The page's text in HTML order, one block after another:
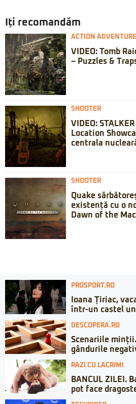
Iți recomandăm
ACTION ADVENTURE
VIDEO: Tomb
– Puzzles &
SHOOTER
VIDEO:
Location
centrala
SHOOTER
Quake
existență cu o
Dawn of the
PROSPORT.RO
Ioana Țiriac,
într-un castel
DESCOPERA.RO
Scenariile
gândurile
RAZI CU LACRIMI
BANCUL ZILEI.
pot face